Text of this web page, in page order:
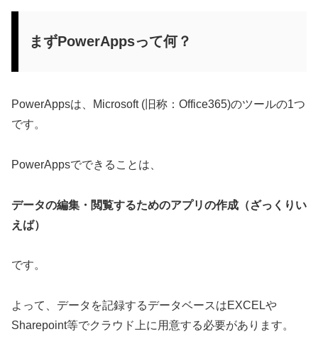
まずPowerAppsって何？
PowerAppsは、Microsoft (旧称：Office365)のツールの1つ
です。
PowerAppsでできることは、
データの編集・閲覧するためのアプリの作成（ざっくりい
えば）
です。
よって、データを記録するデータベースはEXCELや
Sharepoint等でクラウド上に用意する必要があります。